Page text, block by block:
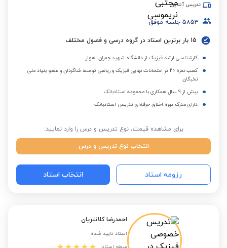
تدریس آنلاین
5853 جلسه موفق
15 بار برترین استاد در گروه درسی و فصول مختلف
کارشناسی ارشد فیزیک از دانشگاه شهید چمران اهواز
کسب نمره 20 در امتحانات نهایی فیزیک و ریاضی توسط شاگردان و عضو بنیاد ملی
نخبگان
بیش از 9 سال همکاری با مجموعه استادبانک
دارای مدرک دوره اخلاق حرفه‌ای تدریس استادبانک
برای مشاهده قیمت، نوع تدریس و درس را وارد نمایید:
انتخاب نوع تدریس و درس
رزومه استاد انتخاب استاد
احمدرضا کلانتریان
استاد تایید شده